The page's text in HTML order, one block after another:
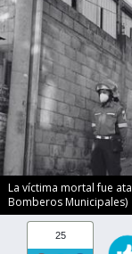
La víctima mortal fue
Bomberos Municipales)
25